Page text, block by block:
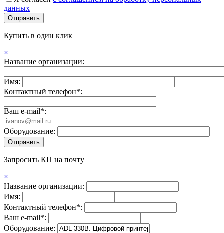
данных
Купить в один клик
×
Название организации:
Имя:
Контактный телефон*:
Ваш e-mail*:
Оборудование:
Запросить КП на почту
×
Название организации:
Имя:
Контактный телефон*:
Ваш e-mail*:
Оборудование: